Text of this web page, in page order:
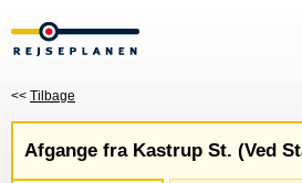
<< Tilbage
Afgange fra Kastrup St. (Ved